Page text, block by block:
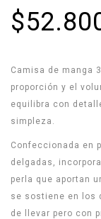
Camisa de manga
proporción y el
equilibra con
simpleza.
Confeccionada en
delgadas,
perla que aportan
se sostiene en los
de llevar pero con